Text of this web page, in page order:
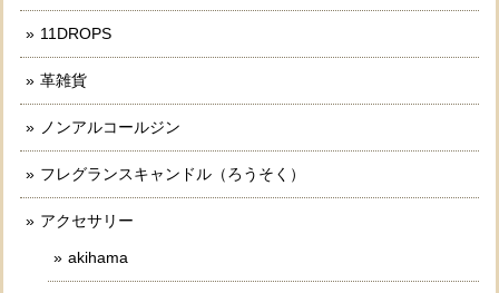
11DROPS
革雑貨
ノンアルコールジン
フレグランスキャンドル（ろうそく）
アクセサリー
akihama